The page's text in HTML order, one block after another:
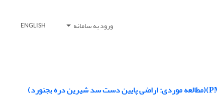
ورود به سامانه ENGLISH